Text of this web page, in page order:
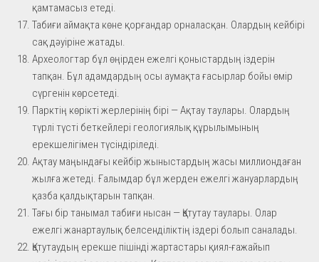
қамтамасыз етеді.
Табиғи аймақта көне қорғандар орналасқан. Олардың кейбірі
сақ дәуіріне жатады.
Археологтар бұл өңірден ежелгі қоныстардың іздерін
тапқан. Бұл адамдардың осы аумақта ғасырлар бойы өмір
сүргенін көрсетеді.
Парктің көрікті жерлерінің бірі — Ақтау таулары. Олардың
түрлі түсті беткейлері геологиялық құрылымының
ерекшелігімен түсіндіріледі.
Ақтау маңындағы кейбір жыныстардың жасы миллиондаған
жылға жетеді. Ғалымдар бұл жерден ежелгі жануарлардың
қазба қалдықтарын тапқан.
Тағы бір танымал табиғи нысан — Қатутау таулары. Олар
ежелгі жанартаулық белсенділіктің іздері болып саналады.
Қатутаудың ерекше пішінді жартастары қиял-ғажайып